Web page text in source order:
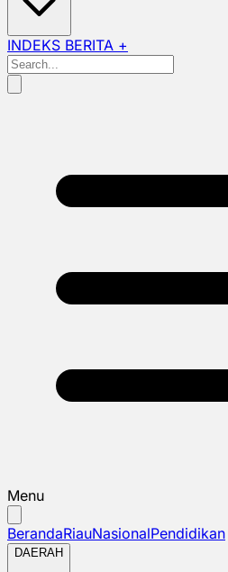
INDEKS BERITA +
Menu
BerandaRiauNasionalPendidikan
DAERAH